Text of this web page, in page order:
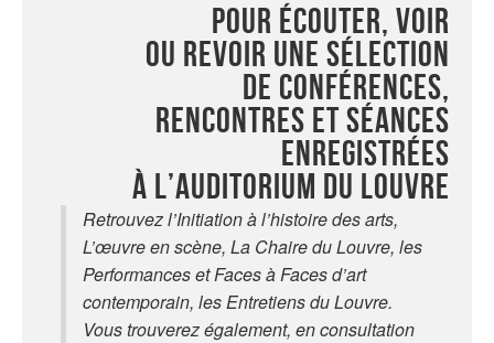
Pour écouter, voir
ou revoir une sélection
de conférences,
rencontres et séances
enregistrées
à l’auditorium du Louvre
Retrouvez l’Initiation à l’histoire des arts,
L’œuvre en scène, La Chaire du Louvre, les
Performances et Faces à Faces d’art
contemporain, les Entretiens du Louvre.
Vous trouverez également, en consultation